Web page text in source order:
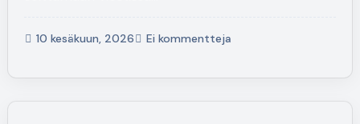
10 kesäkuun, 2026 Ei kommentteja